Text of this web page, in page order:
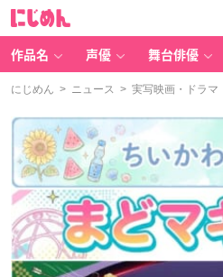
作品名 声優 舞台俳優
にじめん > ニュース > 実写映画・ドラマ